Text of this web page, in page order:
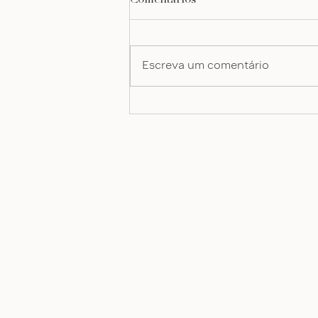
programa rtp
Escreva um comentário